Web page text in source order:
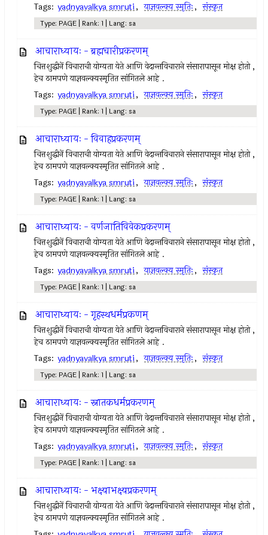
Tags: yadnyavalkya smruti, याज्ञवल्क्य स्मृतिः, संस्कृत
Type: PAGE | Rank: 1 | Lang: sa
आचाराध्यायः - ब्रह्मचारीप्रकरणम्
चित्तशुद्धीनें विचाराची योग्यता येते आणि वेदान्तविचाराने संसारापासून मोक्ष होतो ,
हेच ठामपणे याज्ञवल्क्यस्मृतित सांगितले आहे .
Tags: yadnyavalkya smruti, याज्ञवल्क्य स्मृतिः, संस्कृत
Type: PAGE | Rank: 1 | Lang: sa
आचाराध्यायः - विवाहप्रकरणम्
चित्तशुद्धीनें विचाराची योग्यता येते आणि वेदान्तविचाराने संसारापासून मोक्ष होतो ,
हेच ठामपणे याज्ञवल्क्यस्मृतित सांगितले आहे .
Tags: yadnyavalkya smruti, याज्ञवल्क्य स्मृतिः, संस्कृत
Type: PAGE | Rank: 1 | Lang: sa
आचाराध्यायः - वर्णजातिविवेकप्रकरणम्
चित्तशुद्धीनें विचाराची योग्यता येते आणि वेदान्तविचाराने संसारापासून मोक्ष होतो ,
हेच ठामपणे याज्ञवल्क्यस्मृतित सांगितले आहे .
Tags: yadnyavalkya smruti, याज्ञवल्क्य स्मृतिः, संस्कृत
Type: PAGE | Rank: 1 | Lang: sa
आचाराध्यायः - गृहस्थधर्मप्रकणम्
चित्तशुद्धीनें विचाराची योग्यता येते आणि वेदान्तविचाराने संसारापासून मोक्ष होतो ,
हेच ठामपणे याज्ञवल्क्यस्मृतित सांगितले आहे .
Tags: yadnyavalkya smruti, याज्ञवल्क्य स्मृतिः, संस्कृत
Type: PAGE | Rank: 1 | Lang: sa
आचाराध्यायः - स्नातकधर्मप्रकरणम्
चित्तशुद्धीनें विचाराची योग्यता येते आणि वेदान्तविचाराने संसारापासून मोक्ष होतो ,
हेच ठामपणे याज्ञवल्क्यस्मृतित सांगितले आहे .
Tags: yadnyavalkya smruti, याज्ञवल्क्य स्मृतिः, संस्कृत
Type: PAGE | Rank: 1 | Lang: sa
आचाराध्यायः - भक्ष्याभक्ष्यप्रकरणम्
चित्तशुद्धीनें विचाराची योग्यता येते आणि वेदान्तविचाराने संसारापासून मोक्ष होतो ,
हेच ठामपणे याज्ञवल्क्यस्मृतित सांगितले आहे .